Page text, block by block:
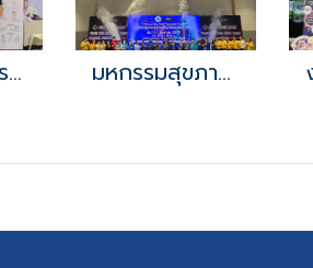
งานสหพันธ์แรงงานยานยนต์และอะไหล่โตโยต้า ครั้งที่17 มหกรรมสุขภาพเทศบาลเมืองศรีราชา ครั้งที่ 1